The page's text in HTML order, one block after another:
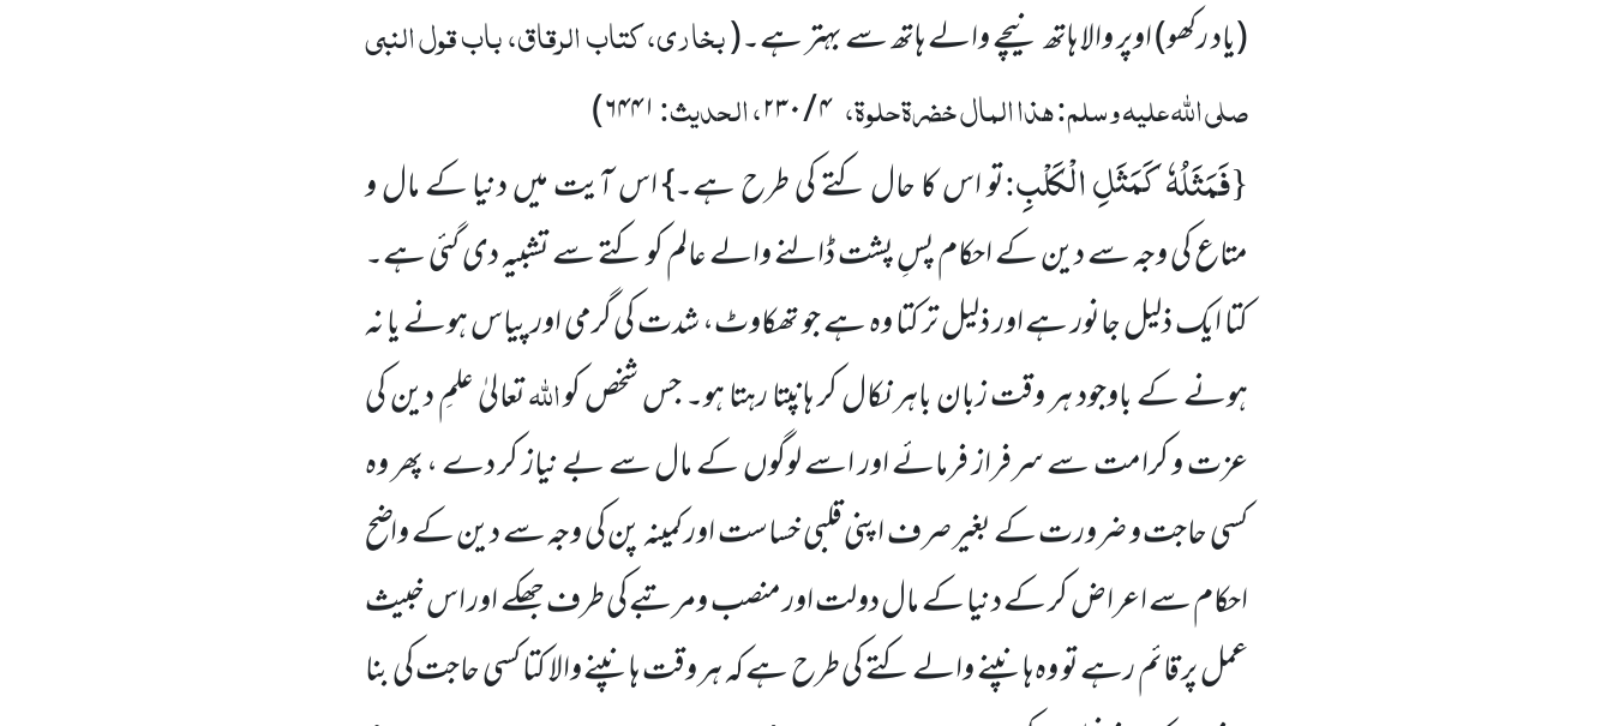
(یاد رکھو) اوپر والا ہاتھ نیچے والے ہاتھ سے بہتر ہے۔(بخاری، کتاب الرقاق، باب قول النبی
صلی اللہ علیہ وسلم: ہذا المال خضرۃ حلوۃ، ۴ / ۲۳۰ ، الحدیث:۶۴۴۱)
{فَمَثَلُهٗ كَمَثَلِ الْكَلْبِ:تو اس کا حال کتے کی طرح ہے۔} اس آیت میں دنیا کے مال و
متاع کی وجہ سے دین کے احکام پسِ پشت ڈالنے والے عالم کو کتے سے تشبیہ دی گئی ہے۔
کتا ایک ذلیل جانور ہے اور ذلیل تر کتا وہ ہے جو تھکاوٹ، شدت کی گرمی اور پیاس ہونے یا نہ
ہونے کے باوجود ہر وقت زبان باہر نکال کر ہانپتا رہتا ہو۔ جس شخص کواللہتعالیٰ علمِ دین کی
عزت و کرامت سے سرفراز فرمائے اور اسے لوگوں کے مال سے بے نیاز کر دے ، پھر وہ
کسی حاجت و ضرورت کے بغیر صرف اپنی قلبی خساست اور کمینہ پن کی وجہ سے دین کے واضح
احکام سے اعراض کر کے دنیا کے مال دولت اور منصب ومرتبے کی طرف جھکے اور اس خبیث
عمل پر قائم رہے تو وہ ہانپنے والے کتے کی طرح ہے کہ ہر وقت ہانپنے والا کتا کسی حاجت کی بنا